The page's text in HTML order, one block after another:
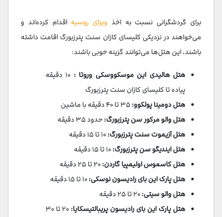
برای گردشگرانی نسبت به اخذ ویزای روسیه اقدام کرده‌اند و
می‌خواهند در نزدیکی کلیسای کازان سنت پترزبورگ اقامت داشته
باشند، این هتل‎‌ها می‌توانند گزینه خوبی باشند:
هتل هالیدی این موسکووسکی وروتا :
۱۰ دقیقه
پیاده تا کلیسای کازان سنت پترزبورگ
هتل دومینا پولکوو:
هتل والو مرکور سن پترزبورگ:حدود ۳۵ دقیقه
هتل آزیموت سنت پترزبورگ:
هتل ایندیگو سن پترزبورگ:
هتل کاسموس اولیمپیا گاردن:
هتل پارک این بای رادیسون نوسکی:
هتل والو سیتی:۲۰ تا ۲۵ دقیقه
هتل پارک این بای رادیسون پریبالتیسکایا:
۲۰ تا ۳۰